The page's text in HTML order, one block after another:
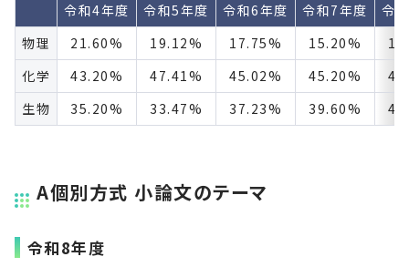
令和4年度 令和5年度 令和6年度 令和7年度
令
物理
21.60% 19.12% 17.75% 15.20%
化学
43.20% 47.41% 45.02% 45.20%
生物
35.20% 33.47% 37.23% 39.60%
A個別方式 小論文のテーマ
令和8年度